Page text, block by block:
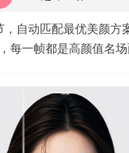
自动匹配最优美颜方
每一帧都是高颜值名场